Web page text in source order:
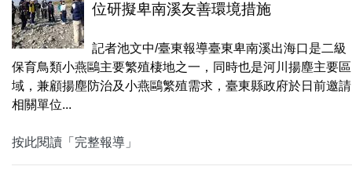
位研擬卑南溪友善環境措施
記者池文中/臺東報導臺東卑南溪出海口是二級
保育鳥類小燕鷗主要繁殖棲地之一，同時也是河川揚塵主要區
域，兼顧揚塵防治及小燕鷗繁殖需求，臺東縣政府於日前邀請
相關單位...
按此閱讀「完整報導」